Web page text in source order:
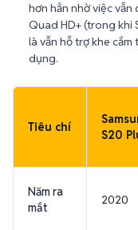
hơn hẳn nhờ việc
Quad HD+ (trong khi
là vẫn hỗ trợ khe
dụng.
Tiêu chí
S20
Năm ra
mắt
2020